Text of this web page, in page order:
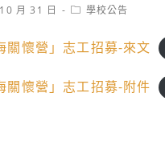
月 31 日
Post學校公告
關懷營」志工招募-來文
關懷營」志工招募-附件